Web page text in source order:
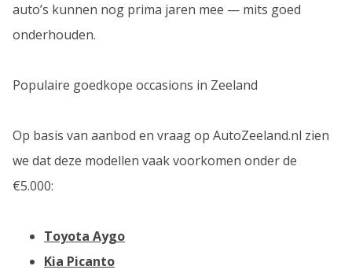
auto’s kunnen nog prima jaren mee — mits goed
onderhouden.
Populaire goedkope occasions in Zeeland
Op basis van aanbod en vraag op AutoZeeland.nl zien
we dat deze modellen vaak voorkomen onder de
€5.000:
Toyota Aygo
Kia Picanto